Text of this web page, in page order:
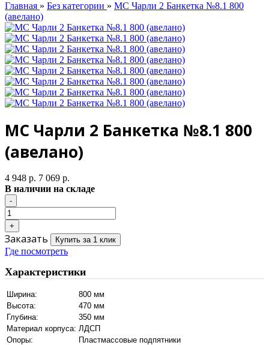
Главная » Без категории » МС Чарли 2 Банкетка №8.1 800
(авелано)
МС Чарли 2 Банкетка №8.1 800
(авелано)
4 948 р. 7 069 р.
В наличии на складе
Заказать Купить за 1 клик
Где посмотреть
Характеристики
Ширина:
800 мм
Высота:
470 мм
Глубина:
350 мм
Материал корпуса: ЛДСП
Опоры:
Пластмассовые подпятники